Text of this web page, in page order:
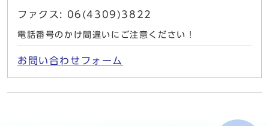
ファクス: 06(4309)3822
電話番号のかけ間違いにご注意ください！
お問い合わせフォーム